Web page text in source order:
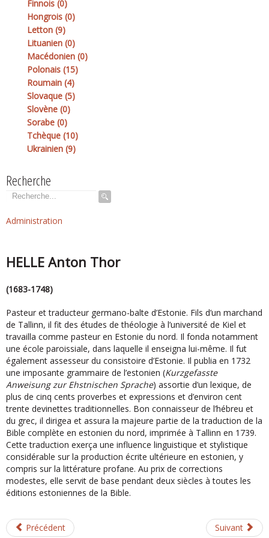
Finnois (0)
Hongrois (0)
Letton (9)
Lituanien (0)
Macédonien (0)
Polonais (15)
Roumain (4)
Slovaque (5)
Slovène (0)
Sorabe (0)
Tchèque (10)
Ukrainien (9)
Recherche
Rechercher
Administration
HELLE Anton Thor
(1683-1748)
Pasteur et traducteur germano-balte d’Estonie. Fils d’un marchand
de Tallinn, il fit des études de théologie à l’université de Kiel et
travailla comme pasteur en Estonie du nord. Il fonda notamment
une école paroissiale, dans laquelle il enseigna lui-même. Il fut
également assesseur du consistoire d’Estonie. Il publia en 1732
une imposante grammaire de l’estonien (Kurzgefasste
Anweisung zur Ehstnischen Sprache) assortie d’un lexique, de
plus de cinq cents proverbes et expressions et d’environ cent
trente devinettes traditionnelles. Bon connaisseur de l’hébreu et
du grec, il dirigea et assura la majeure partie de la traduction de la
Bible complète en estonien du nord, imprimée à Tallinn en 1739.
Cette traduction exerça une influence linguistique et stylistique
considérable sur la production écrite ultérieure en estonien, y
compris sur la littérature profane. Au prix de corrections
modestes, elle servit de base pendant deux siècles à toutes les
éditions estoniennes de la Bible.
Précédent Suivant